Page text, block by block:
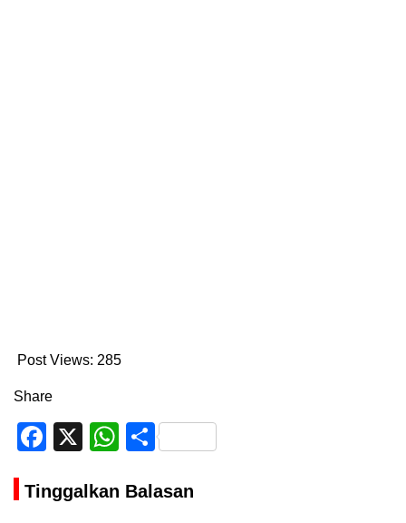
Post Views: 285
Share
Facebook
X WhatsApp
Share
Tinggalkan Balasan